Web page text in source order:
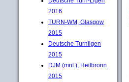
2016
TURN-WM, Glasgow
2015
Deutsche Turnligen
2015
DJM (mnl.), Heilbronn
2015